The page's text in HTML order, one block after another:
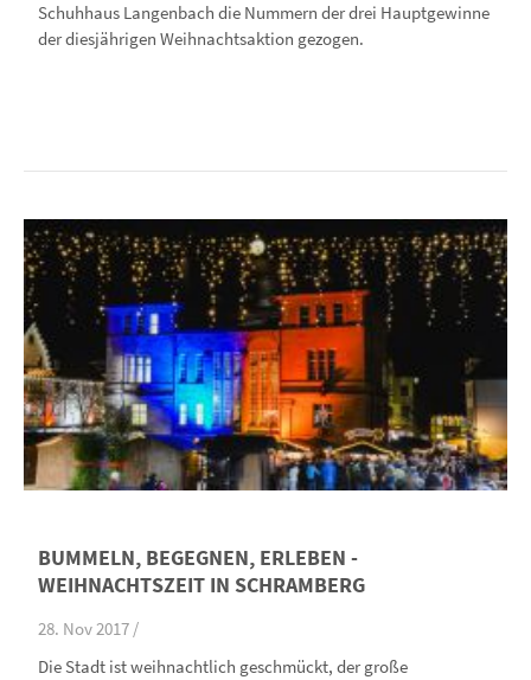
Schuhhaus Langenbach die Nummern der drei Hauptgewinne
der diesjährigen Weihnachtsaktion gezogen.
BUMMELN, BEGEGNEN, ERLEBEN -
WEIHNACHTSZEIT IN SCHRAMBERG
28. Nov 2017 /
Die Stadt ist weihnachtlich geschmückt, der große